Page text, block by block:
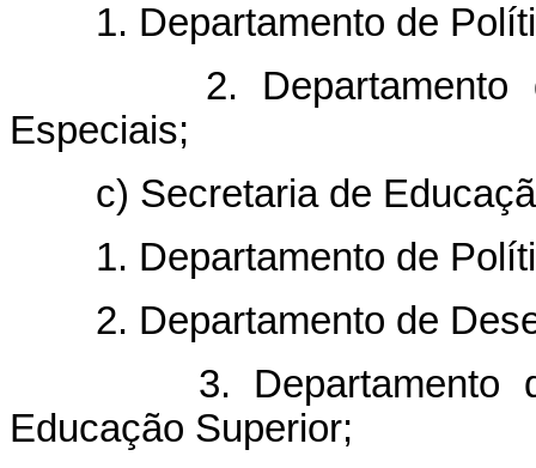
1. Departamento de
2. Departamento de
Especiais;
c) Secretaria de
1. Departamento de
2. Departamento de
3. Departamento de
Educação Superior;